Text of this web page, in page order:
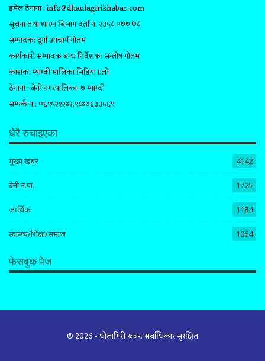
इमेल ठेगाना :info@dhaulagirikhabar.com
सूचना तथा प्रशारण बिभाग दर्ता न. २३५८ ०७७ ७८
सम्पादक: दुर्गा आचार्य गौतम
कार्यकारी सम्पादक प्रबन्ध निर्देशक: सन्तोष गौतम
प्रकाशक: म्याग्दी मालिका मिडिया प्रा.ली
ठेगाना : बेनी नगरपालिका–७ म्याग्दी
सम्पर्क न.: ०६९५२१२४२,९८४७६३३५६९
धेरै रुचाइएका
मुख्य खबर 4142
बेनी न.पा. 1725
आर्थिक 1184
स्वास्थ्य/शिक्षा/समाज 1064
फेसबुक पेज
© 2026 - धौलागिरी खबर. सर्वाधिकार सुरक्षित